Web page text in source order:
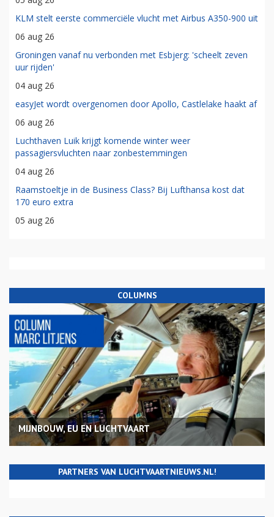
KLM stelt eerste commerciële vlucht met Airbus A350-900 uit
06 aug 26
Groningen vanaf nu verbonden met Esbjerg: 'scheelt zeven
uur rijden'
04 aug 26
easyJet wordt overgenomen door Apollo, Castlelake haakt af
06 aug 26
Luchthaven Luik krijgt komende winter weer
passagiersvluchten naar zonbestemmingen
04 aug 26
Raamstoeltje in de Business Class? Bij Lufthansa kost dat
170 euro extra
05 aug 26
COLUMNS
MIJNBOUW, EU EN LUCHTVAART
PARTNERS VAN LUCHTVAARTNIEUWS.NL!